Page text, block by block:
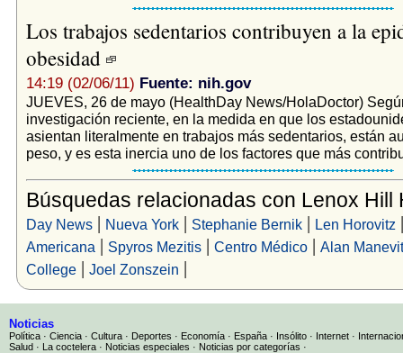
Los trabajos sedentarios contribuyen a la
obesidad
14:19 (02/06/11) Fuente: nih.gov
JUEVES, 26 de mayo (HealthDay News/HolaDoctor)
investigación reciente, en la medida en que los
asientan literalmente en trabajos más sedentarios, están
peso, y es esta inercia uno de los factores que más
Búsquedas relacionadas con Lenox Hill
Day News| Nueva York| Stephanie Bernik| Len Horovitz
Americana | Spyros Mezitis| Centro Médico| Alan
College| Joel Zonszein |
Noticias
Política · Ciencia · Cultura · Deportes · Economía · España · Insólito · Internet ·
Salud · La coctelera · Noticias especiales · Noticias por categorías ·